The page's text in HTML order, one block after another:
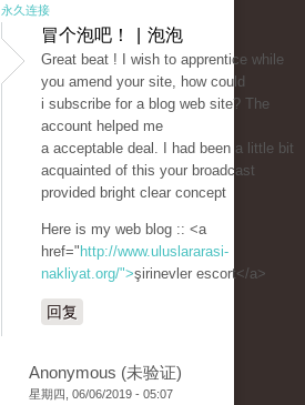
永久连接
冒个泡吧！ | 泡泡
Great beat ! I wish to apprentice while
you amend your site, how could
i subscribe for a blog web site? The
account helped me
a acceptable deal. I had been a little bit
acquainted of this your broadcast
provided bright clear concept
Here is my web blog :: <a
href=" http://www.uluslararasi-
nakliyat.org/">şirinevler escort</a>
回复
Anonymous (未验证)
星期四, 06/06/2019 - 05:07